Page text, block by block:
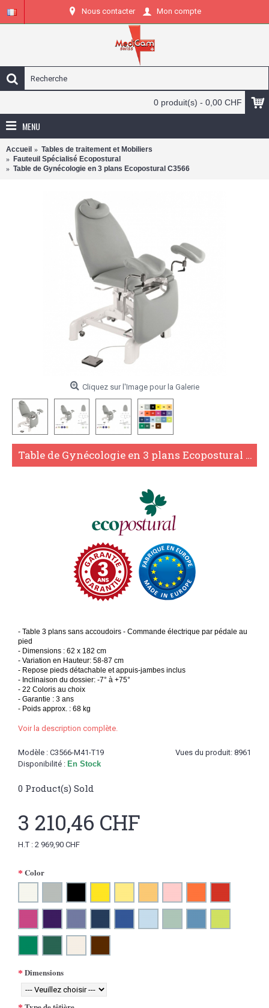
Nous contacter Mon compte
0 produit(s) - 0,00 CHF
MENU
Accueil
Tables de traitement et Mobiliers
Fauteuil Spécialisé Ecopostural
Table de Gynécologie en 3 plans Ecopostural C3566
Cliquez sur l'Image pour la Galerie
Table de Gynécologie en 3 plans Ecopostural C3566
- Table 3 plans sans accoudoirs - Commande électrique par pédale au
pied
- Dimensions : 62 x 182 cm
- Variation en Hauteur: 58-87 cm
- Repose pieds détachable et appuis-jambes inclus
- Inclinaison du dossier: -7° à +75°
- 22 Coloris au choix
- Garantie : 3 ans
- Poids approx. : 68 kg
Voir la description complète.
Vues du produit: 8961
Modèle : C3566-M41-T19
Disponibilité : En Stock
0 Product(s) Sold
3 210,46 CHF
H.T : 2 969,90 CHF
Color
Dimensions